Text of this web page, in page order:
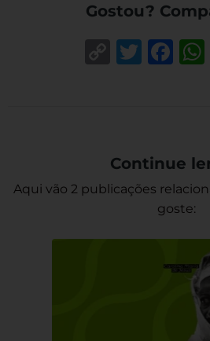
Gostou?
Copy
Continue
Aqui vão 2 publicações
goste: